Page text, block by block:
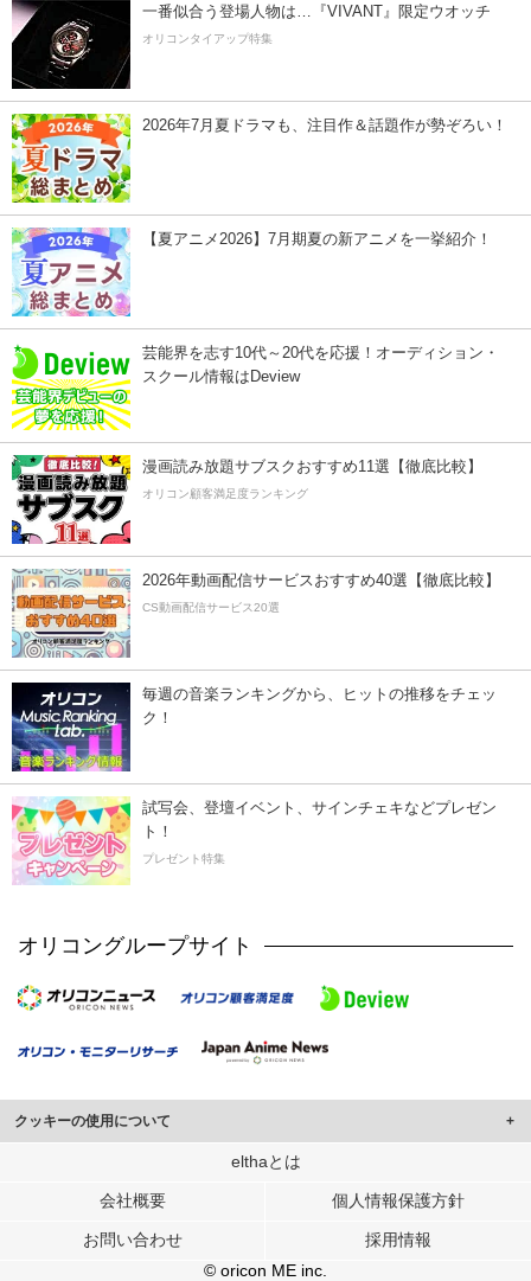
一番似合う登場人物は…『VIVANT』限定ウオッチ
オリコンタイアップ特集
2026年7月夏ドラマも、注目作＆話題作が勢ぞろい！
【夏アニメ2026】7月期夏の新アニメを一挙紹介！
芸能界を志す10代～20代を応援！オーディション・
スクール情報はDeview
漫画読み放題サブスクおすすめ11選【徹底比較】
オリコン顧客満足度ランキング
2026年動画配信サービスおすすめ40選【徹底比較】
CS動画配信サービス20選
毎週の音楽ランキングから、ヒットの推移をチェッ
ク！
試写会、登壇イベント、サインチェキなどプレゼン
ト！
プレゼント特集
オリコングループサイト
クッキーの使用について
このサイトでは Cookie を使用して、ユーザーに合わせたコンテンツや広告の
行っています。
メディアや広告配信、データ解析の各パートナーに提供しています。
elthaとは
会社概要 個人情報保護方針
お問い合わせ
採用情報
© oricon ME inc.